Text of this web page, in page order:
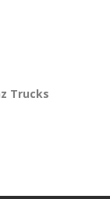
Trucks